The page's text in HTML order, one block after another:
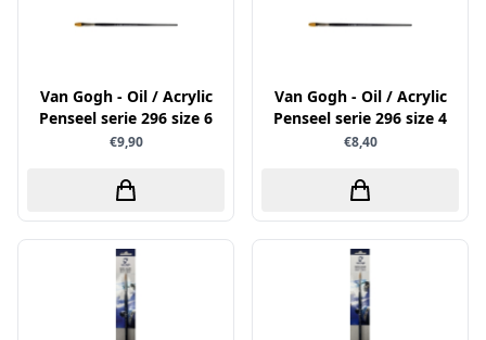
Tombow
Totally - Tiffany
Vaessen Creative
van Gogh
Versa Magic Dew Drop
Versafine
Verschillende
Van Gogh - Oil / Acrylic
Penseel serie 296 size 6
€9,90
Van Gogh - Oil / Acrylic
Penseel serie 296 size 4
€8,40